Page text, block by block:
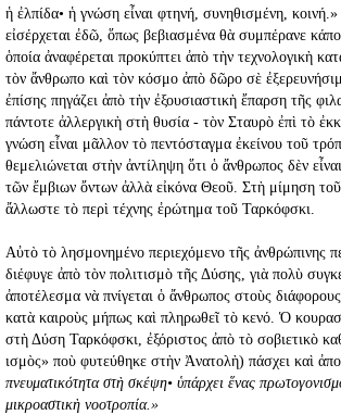
ἡ ἐλπίδα• ἡ γνώση εἶναι φτηνή, συνηθισμένη,
εἰσέρχεται ἐδῶ, ὅπως βεβιασμένα θὰ συμπέρανε
ὁποία ἀναφέρεται προκύπτει ἀπὸ τὴν τεχνολογικὴ
τὸν ἄνθρωπο καὶ τὸν κόσμο ἀπὸ δῶρο σὲ
ἐπίσης πηγάζει ἀπὸ τὴν ἐξουσιαστικὴ ἔπαρση τῆς
πάντοτε ἀλλεργικὴ στὴ θυσία - τὸν Σταυρὸ ἐπὶ τὸ
γνώση εἶναι μᾶλλον τὸ πεντόσταγμα ἐκείνου τοῦ
θεμελιώνεται στὴν ἀντίληψη ὅτι ὁ ἄνθρωπος δὲν
τῶν ἔμβιων ὄντων ἀλλὰ εἰκόνα Θεοῦ. Στὴ μίμηση
ἄλλωστε τὸ περὶ τέχνης ἐρώτημα τοῦ Ταρκόφσκι.
Αὐτὸ τὸ λησμονημένο περιεχόμενο τῆς ἀνθρώπινης
διέφυγε ἀπὸ τὸν πολιτισμὸ τῆς Δύσης, γιὰ πολὺ
ἀποτέλεσμα νὰ πνίγεται ὁ ἄνθρωπος στοὺς
κατὰ καιροὺς μήπως καὶ πληρωθεῖ τὸ κενό. Ὁ
στὴ Δύση Ταρκόφσκι, ἐξόριστος ἀπὸ τὸ σοβιετικὸ
ισμὸς» ποὺ φυτεύθηκε στὴν Ἀνατολὴ) πάσχει καὶ
πνευματικότητα στὴ σκέψη• ὑπάρχει ἕνας
μικροαστικὴ νοοτροπία.»